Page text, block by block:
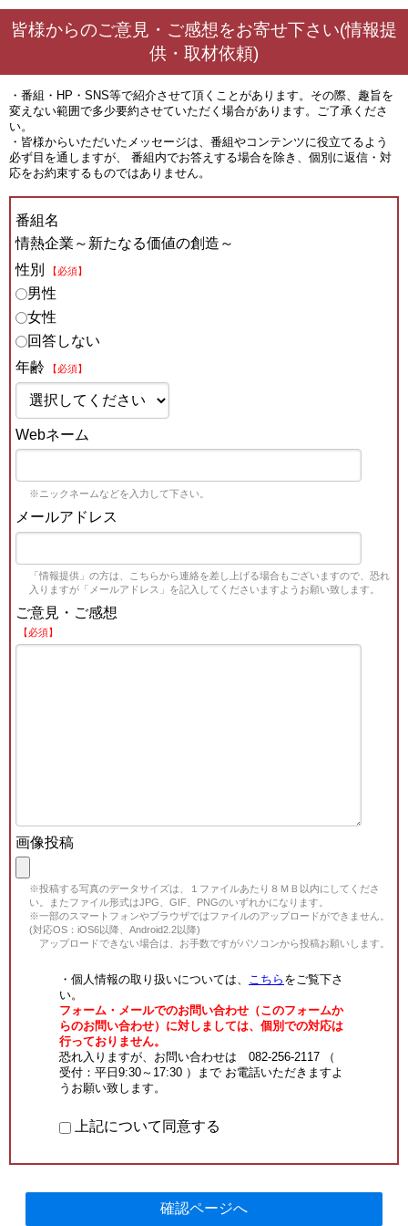
皆様からのご意見・ご感想をお寄せ下さい(情報提
供・取材依頼)
・番組・HP・SNS等で紹介させて頂くことがあります。その際、趣旨を
変えない範囲で多少要約させていただく場合があります。ご了承くださ
い。
・皆様からいただいたメッセージは、番組やコンテンツに役立てるよう
必ず目を通しますが、 番組内でお答えする場合を除き、個別に返信・対
応をお約束するものではありません。
番組名
情熱企業～新たなる価値の創造～
性別
【必須】
男性
女性
回答しない
年齢
【必須】
Webネーム
※ニックネームなどを入力して下さい。
メールアドレス
「情報提供」の方は、こちらから連絡を差し上げる場合もございますので、恐れ
入りますが「メールアドレス」を記入してくださいますようお願い致します。
ご意見・ご感想
【必須】
画像投稿
※投稿する写真のデータサイズは、１ファイルあたり８ＭＢ以内にしてくださ
い。またファイル形式はJPG、GIF、PNGのいずれかになります。
※一部のスマートフォンやブラウザではファイルのアップロードができません。
(対応OS：iOS6以降、Android2.2以降)
アップロードできない場合は、お手数ですがパソコンから投稿お願いします。
・個人情報の取り扱いについては、 こちら をご覧下さ
い。
フォーム・メールでのお問い合わせ（このフォームか
らのお問い合わせ）に対しましては、個別での対応は
行っておりません。
恐れ入りますが、お問い合わせは 082-256-2117 （
受付：平日9:30～17:30 ）まで お電話いただきますよ
うお願い致します。
上記について同意する
確認ページへ